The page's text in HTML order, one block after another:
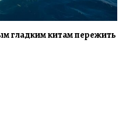
гладким китам пережить